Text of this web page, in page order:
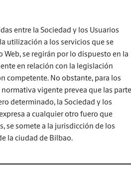
entre la Sociedad y los Usuarios
utilización a los servicios que se
Web, se regirán por lo dispuesto en la
en relación con la legislación
competente. No obstante, para los
vigente prevea que las
determinado, la Sociedad y los
a cualquier otro fuero que
se somete a la jurisdicción de los
la ciudad de Bilbao.